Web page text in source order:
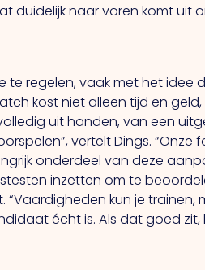
duidelijk naar voren komt uit
te regelen, vaak met het
kost niet alleen tijd en
uit handen, van een
vertelt Dings.
onderdeel van deze
inzetten om te
kun je trainen,
écht is.Alsdat goed zit,